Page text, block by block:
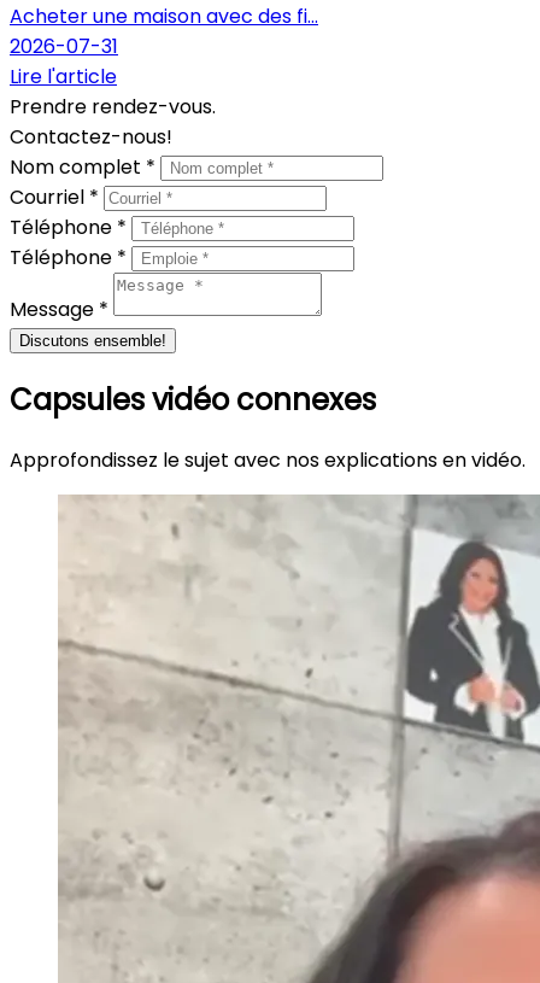
Acheter une maison avec des fi...
2026-07-31
Lire l'article
Prendre rendez-vous.
Contactez-nous!
Nom complet *
Courriel *
Téléphone *
Téléphone *
Message *
Discutons ensemble!
Capsules vidéo connexes
Approfondissez le sujet avec nos explications en vidéo.